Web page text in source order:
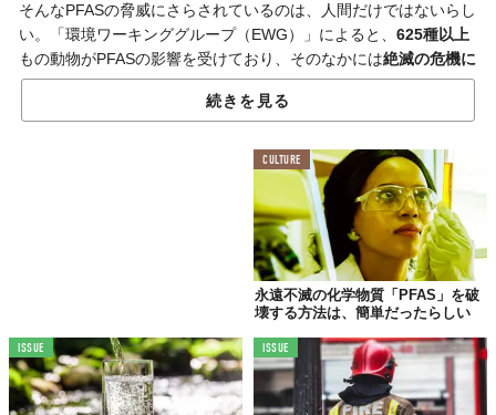
そんなPFASの脅威にさらされているのは、人間だけではないらし
い。「環境ワーキンググループ（EWG）」によると、 625種以上
もの動物がPFASの影響を受けており、そのなかには絶滅の危機に
瀕している種も含まれているという。
PFASは、免疫系や生殖機能などに影響を与えるとされている。た
とえば、米ノースカロライナ州におけるワニの研究では、PFASレ
ベルの上昇に伴い感染症の増加が見られたとのこと。加えて、傷
動物と人間の健康を守るためには、PFASの除去が求められる。し
かし、自然にはほぼ分解されないため、PFASに汚染された水や土
についての研究は進められており、永
遠の化学物質に対してまったくの無策ではない。少しでも早く
PFASの破壊法が確立されることを願うばかりだ。
Reference:New Paper Reveals 625+ Species Contaminated With Forever Chemicals
Top image: © Sergey Novikov/Shutterstock.com
続きを見る
CULTURE
永遠不滅の化学物質「PFAS」を破
壊する方法は、簡単だったらしい
ISSUE ISSUE